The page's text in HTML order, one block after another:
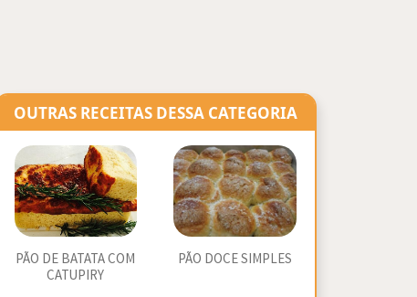
OUTRAS RECEITAS DESSA CATEGORIA
PÃO DE BATATA COM
CATUPIRY
PÃO DOCE SIMPLES